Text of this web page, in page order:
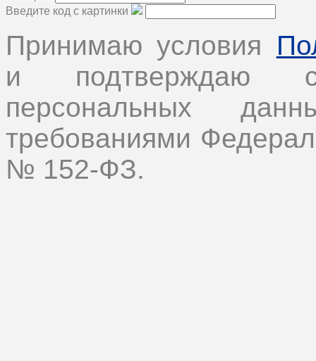
Введите код с картинки
Принимаю условия
и подтверждаю
персональных
требованиями
№ 152-ФЗ.